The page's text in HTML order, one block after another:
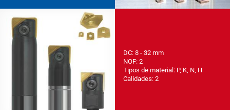
DC: 8 - 32 mm
NOF: 2
Tipos de material: P, K, N, H
Calidades: 2